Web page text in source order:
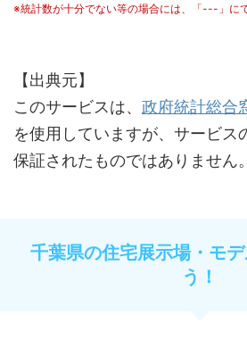
※統計数が十分でない等の場合には、「---」に
【出典元】
このサービスは、 政府統計総合
を使用していますが、サービス
保証されたものではありません。
千葉県の住宅展示場・モ
う！